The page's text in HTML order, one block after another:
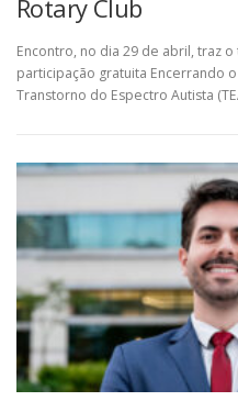
Rotary Club
Encontro, no dia 29 de abril, traz
participação gratuita Encerrando
Transtorno do Espectro Autista